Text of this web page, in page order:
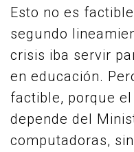
Esto no es
segundo
crisis iba servir
en educación.
factible, porque
depende del
computadoras,